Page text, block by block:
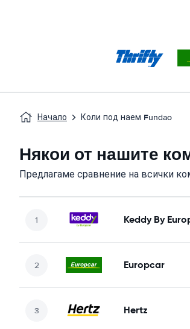
Начало Коли под наем Fundao
Някои от нашите
Предлагаме сравнение на всички
Keddy By
Europcar
Hertz